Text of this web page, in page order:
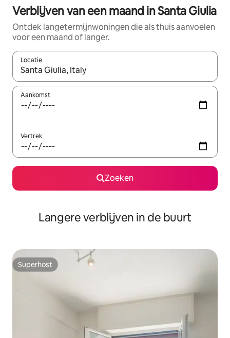
Verblijven van een maand in Santa Giulia
Ontdek langetermijnwoningen die als thuis aanvoelen
voor een maand of langer.
Locatie
Wanneer er resultaten beschikbaar zijn, maak je een keuze
Aankomst
Vertrek
Zoeken
Langere verblijven in de buurt
Superhost
Superhost